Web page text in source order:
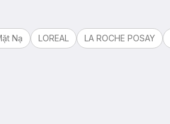
Nạ LOREAL LA ROCHE POSAY